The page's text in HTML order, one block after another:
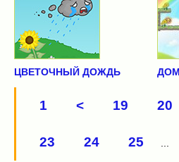
ЦВЕТОЧНЫЙ ДОЖДЬ
1 < 19 20
23 24 25